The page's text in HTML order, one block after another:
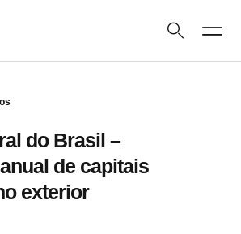
do Brasil –
de capitais
exterior